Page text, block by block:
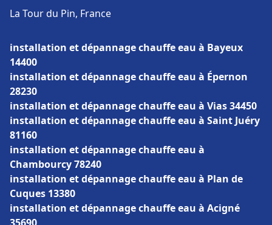
La Tour du Pin, France
installation et dépannage chauffe eau à Bayeux
14400
installation et dépannage chauffe eau à Épernon
28230
installation et dépannage chauffe eau à Vias 34450
installation et dépannage chauffe eau à Saint Juéry
81160
installation et dépannage chauffe eau à
Chambourcy 78240
installation et dépannage chauffe eau à Plan de
Cuques 13380
installation et dépannage chauffe eau à Acigné